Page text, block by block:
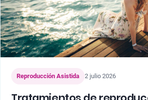
Reproducción Asistida 2 julio 2026